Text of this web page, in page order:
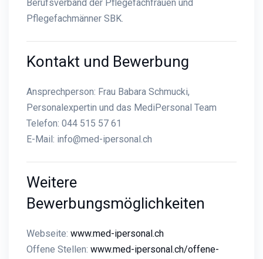
Berufsverband der Pflegefachfrauen und
Pflegefachmänner SBK.
Kontakt und Bewerbung
Ansprechperson: Frau Babara Schmucki,
Personalexpertin und das MediPersonal Team
Telefon: 044 515 57 61
E-Mail: info@med-ipersonal.ch
Weitere
Bewerbungsmöglichkeiten
Webseite: www.med-ipersonal.ch
Offene Stellen: www.med-ipersonal.ch/offene-